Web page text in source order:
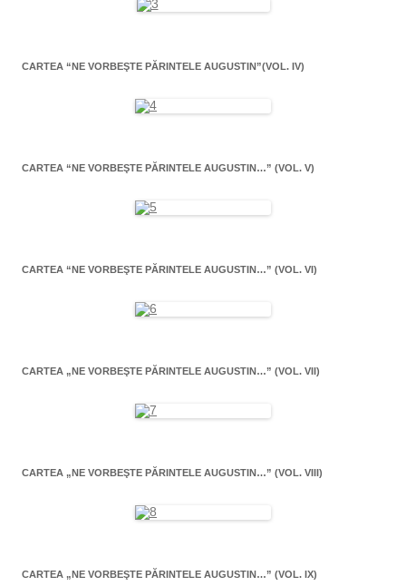
CARTEA “NE VORBEŞTE PĂRINTELE AUGUSTIN”(VOL. IV)
CARTEA “NE VORBEŞTE PĂRINTELE AUGUSTIN…” (VOL. V)
CARTEA “NE VORBEŞTE PĂRINTELE AUGUSTIN…” (VOL. VI)
CARTEA „NE VORBEŞTE PĂRINTELE AUGUSTIN…” (VOL. VII)
CARTEA „NE VORBEŞTE PĂRINTELE AUGUSTIN…” (VOL. VIII)
CARTEA „NE VORBEŞTE PĂRINTELE AUGUSTIN…” (VOL. IX)